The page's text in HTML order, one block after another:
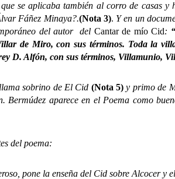
se aplicaba también al corro de casas
Fáñez Minaya?.(Nota 3). Y en un
del autor del Cantar de mío Cid:
de Miro, con sus términos. Toda la
D. Alfón, con sus términos, Villamunio,
sobrino de El Cid (Nota 5) y primo de
Bermúdez aparece en el Poema como
del poema:
la enseña del Cid sobre Alcocer y el